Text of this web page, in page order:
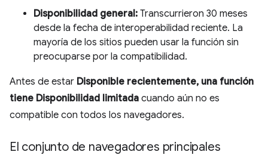
Disponibilidad general: Transcurrieron 30 meses
desde la fecha de interoperabilidad reciente. La
mayoría de los sitios pueden usar la función sin
preocuparse por la compatibilidad.
Antes de estar Disponible recientemente, una función
tiene Disponibilidad limitada cuando aún no es
compatible con todos los navegadores.
El conjunto de navegadores principales